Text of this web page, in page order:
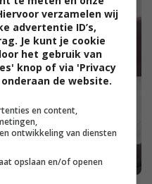
verzamelen wij
advertentie ID’s,
Je kunt je cookie
het gebruik van
knop of via 'Privacy
de website.
en content,
ontwikkeling van diensten
opslaan en/of openen